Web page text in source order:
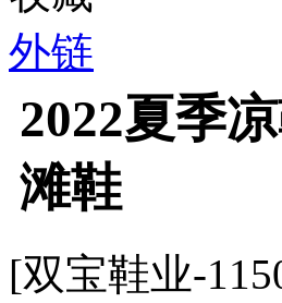
外链
2022夏季
滩鞋
[双宝鞋业-